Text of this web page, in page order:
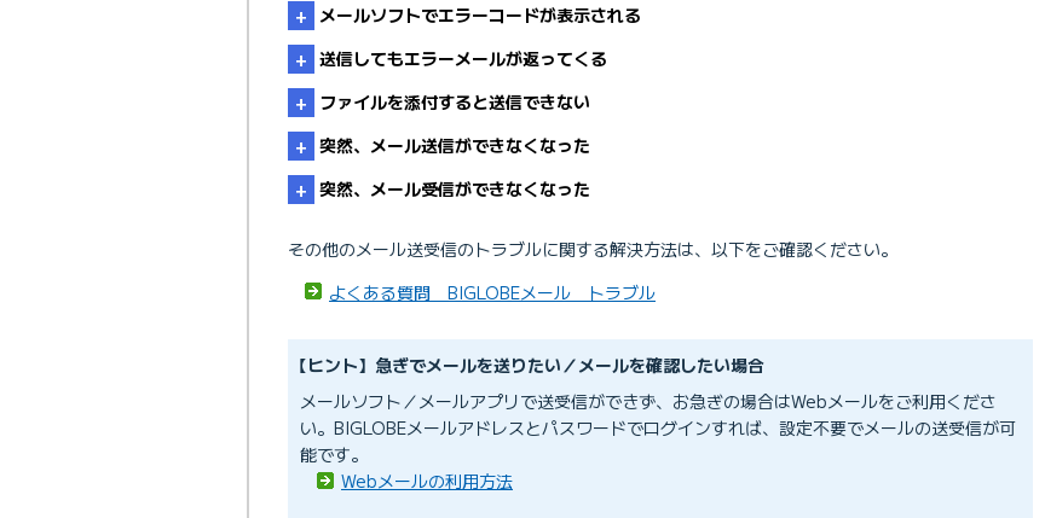
メールソフトでエラーコードが表示される
送信してもエラーメールが返ってくる
ファイルを添付すると送信できない
突然、メール送信ができなくなった
突然、メール受信ができなくなった
Webメールのルール設定
BIGLOBEメール（Webメール）で受信メールを整理するルール設定方法（フィルタ設
定方法）
・ メール受信拒否の設定
その他のメール送受信のトラブルに関する解決方法は、以下をご確認ください。
よくある質問 BIGLOBEメール トラブル
【ヒント】急ぎでメールを送りたい／メールを確認したい場合
メールソフト／メールアプリで送受信ができず、お急ぎの場合はWebメールをご利用くださ
い。BIGLOBEメールアドレスとパスワードでログインすれば、設定不要でメールの送受信が可
能です。
Webメールの利用方法